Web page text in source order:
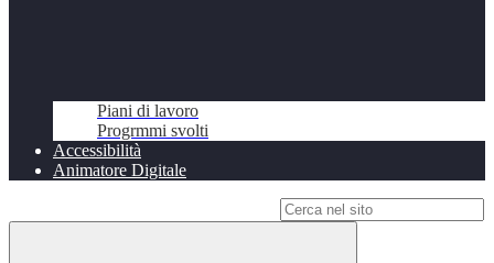
Piani di lavoro
Progrmmi svolti
Accessibilità
Animatore Digitale